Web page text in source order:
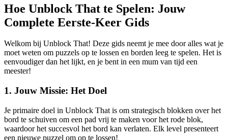
Hoe Unblock That te Spelen: Jouw
Complete Eerste-Keer Gids
Welkom bij Unblock That! Deze gids neemt je mee door alles wat je
moet weten om puzzels op te lossen en borden leeg te spelen. Het is
eenvoudiger dan het lijkt, en je bent in een mum van tijd een
meester!
1. Jouw Missie: Het Doel
Je primaire doel in Unblock That is om strategisch blokken over het
bord te schuiven om een pad vrij te maken voor het rode blok,
waardoor het succesvol het bord kan verlaten. Elk level presenteert
een nieuwe puzzel om op te lossen!